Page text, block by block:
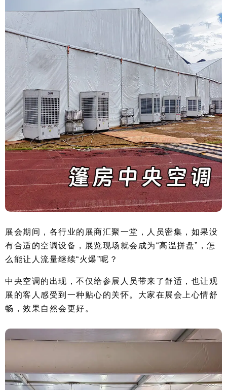
展会期间，各行业的展商汇聚一堂，人员密集，如果没
有合适的空调设备，展览现场就会成为“高温拼盘”，怎
么能让人流量继续“火爆”呢？
中央空调的出现，不仅给参展人员带来了舒适，也让观
展的客人感受到一种贴心的关怀。大家在展会上心情舒
畅，效果自然会更好。